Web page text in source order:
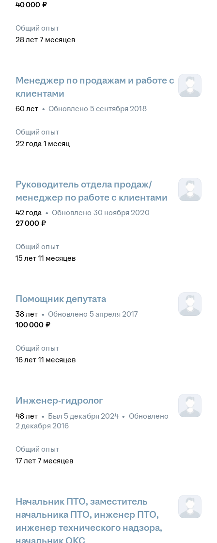
40 000 ₽
Общий опыт
28лет 7 месяцев
Менеджер по продажам и работе с
клиентами
60 лет • Обновлено 5 сентября 2018
Общий опыт
22 года 1 месяц
Руководитель отдела продаж/
менеджер по работе с клиентами
42 года • Обновлено 30 ноября 2020
27 000 ₽
Общий опыт
15 лет 11 месяцев
Помощник депутата
38лет • Обновлено 5 апреля 2017
100 000 ₽
Общий опыт
16лет 11 месяцев
Инженер-гидролог
48лет • Был 5 декабря 2024 • Обновлено
2 декабря 2016
Общий опыт
17лет 7 месяцев
Начальник ПТО, заместитель
начальника ПТО, инженер ПТО,
инженер технического надзора,
начальник ОКС